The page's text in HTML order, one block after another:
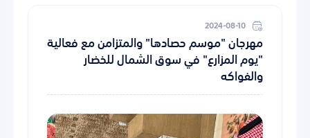
2024-08-10
مهرجان "موسم حصادها" والمتزامن مع فعالية
"يوم المزارع" في سوق الشمال للخضار
والفواكه